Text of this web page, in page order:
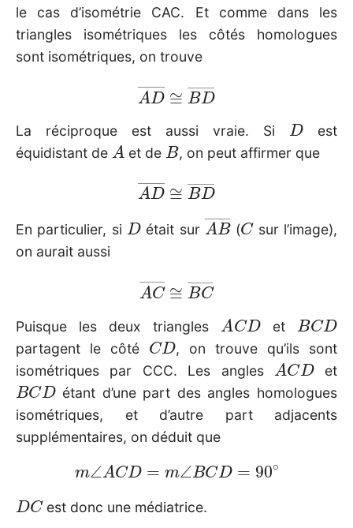
le cas d’isométrie CAC. Et comme dans les
triangles isométriques les côtés homologues
sont isométriques, on trouve
AD― BD―
La réciproque est aussi vraie. Si
D
est
équidistant de
A
et de
B
, on peut affirmer que
AD― BD―
En particulier, si
D
était sur
AB―
(
C
sur l’image),
on aurait aussi
C― BC―
Puisque les deux triangles
A CD
et
BCD
partagent le côté
CD
, on trouve qu’ils sont
isométriques par CCC. Les angles
ACD
et
BCD
étant d’une part des angles homologues
isométriques, et d’autre part adjacents
supplémentaires, on déduit que
m∠ACD= m∠BCD= 90∘
D C
est donc une médiatrice.